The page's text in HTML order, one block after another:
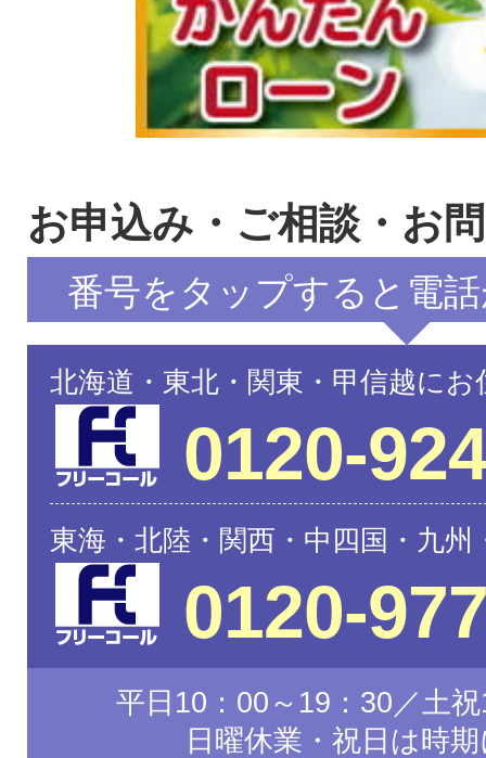
お申込み・ご相談・お
番号をタップすると電
北海道・東北・関東・甲信越に
0120-
東海・北陸・関西・中四国・九
0120-
平日10：00～19：30／土
日曜休業・祝日は時